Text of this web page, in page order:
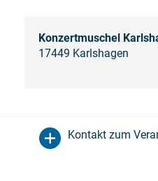
Konzertmuschel
17449 Karlshagen
Kontakt zum